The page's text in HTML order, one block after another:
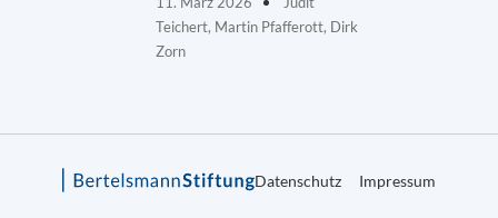
Teichert, Martin Pfafferott, Dirk
Zorn
Datenschutz Impressum